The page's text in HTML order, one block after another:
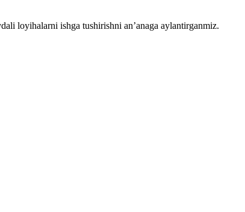
loyihalarni ishga tushirishni an’anaga aylantirganmiz.